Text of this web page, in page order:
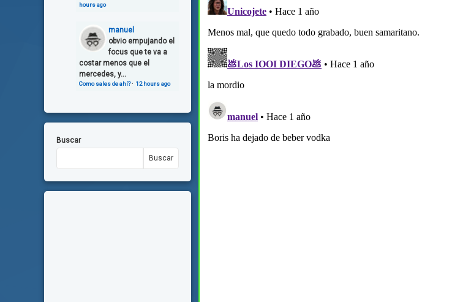
hours ago
manuel
obvio empujando el
focus que te va a
costar menos que el
mercedes, y...
Como sales de ahí?· 12 hours ago
Buscar
Buscar